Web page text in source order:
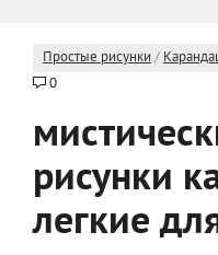
Простые рисунки /
0
рисунки
легкие